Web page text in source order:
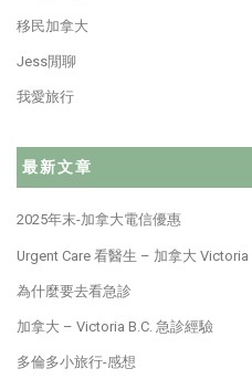
移民加拿大
Jess閒聊
我愛旅行
最新文章
2025年末-加拿大電信優惠
Urgent Care 看醫生 – 加拿大 Victoria
為什麼要去看急診
加拿大 – Victoria B.C. 急診經驗
多倫多小旅行-感想